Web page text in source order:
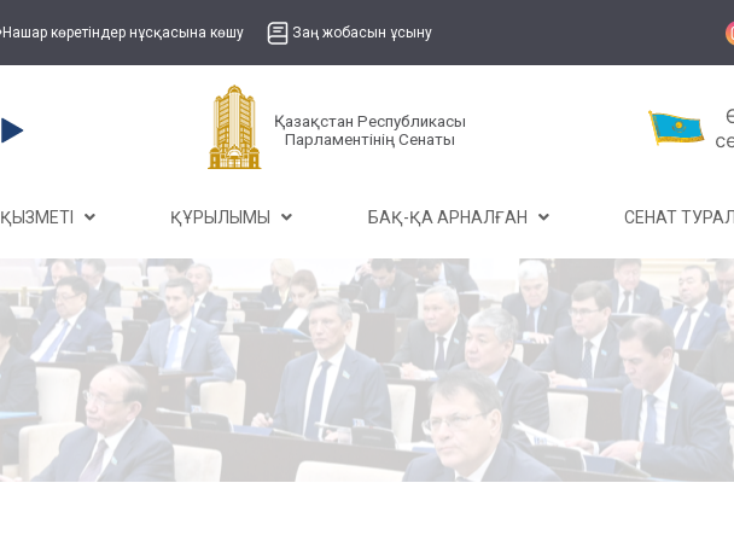
Нашар көретіндер нұсқасына көшу Заң жобасын ұсыну
Қазақстан Республикасы
Парламентінің Сенаты
ҚЫЗМЕТІ ҚҰРЫЛЫМЫ БАҚ-ҚА АРНАЛҒАН СЕНАТ